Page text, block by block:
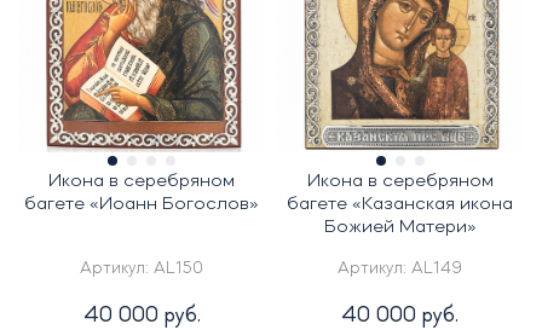
Икона в серебряном
багете «Иоанн Богослов»
Артикул:AL150
40 000 руб.
Икона в серебряном
багете «Казанская икона
Божией Матери»
Артикул:AL149
40 000 руб.